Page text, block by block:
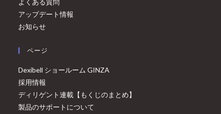
アップデート情報
お知らせ
ページ
Dexibell ショールーム GINZA
採用情報
ディリゲント連載【もくじのまとめ】
製品のサポートについて